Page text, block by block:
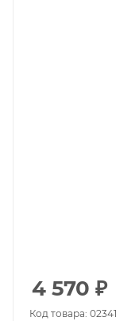
4 570 ₽
Код товара: 02341